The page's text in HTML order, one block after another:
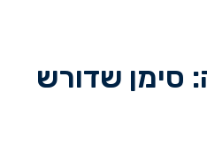
סימן שדורש